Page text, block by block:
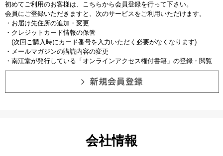
初めてご利用のお客様は、こちらから会員登録を行って下さい。
会員にご登録いただきますと、次のサービスをご利用いただけます。
・お届け先住所の追加・変更
・クレジットカード情報の保管
(次回ご購入時にカード番号を入力いただく必要がなくなります)
・メールマガジンの購読内容の変更
・南江堂が発行している「オンラインアクセス権付書籍」の登録・閲覧
会社情報